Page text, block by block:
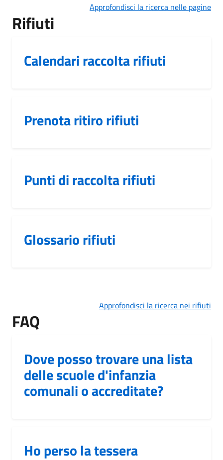
Approfondisci la ricerca nelle pagine
Rifiuti
Calendari raccolta rifiuti
Prenota ritiro rifiuti
Punti di raccolta rifiuti
Glossario rifiuti
Approfondisci la ricerca nei rifiuti
FAQ
Dove posso trovare una lista
delle scuole d'infanzia
comunali o accreditate?
Ho perso la tessera